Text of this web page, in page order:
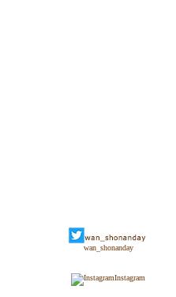
wan_shonanday
Instagram